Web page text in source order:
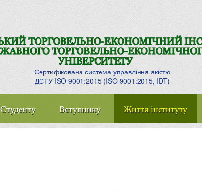
Сертифікована система управління якістю
ДСТУ ISO 9001:2015 (ISO 9001:2015, IDT)
Студенту Вступнику Життя інституту